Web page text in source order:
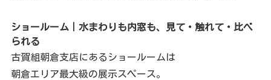
ショールーム｜水まわりも内窓も、見て・触れて・比べ
られる
古賀組朝倉支店にあるショールームは
朝倉エリア最大級の展示スペース。